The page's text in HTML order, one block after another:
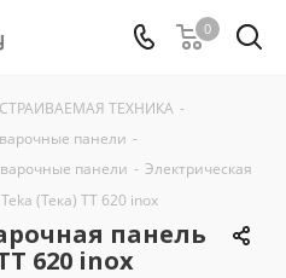
0
ТЕХНИКА -
панели -
панели - Электрическая
(Тека) TT 620 inox
панель
620 inox